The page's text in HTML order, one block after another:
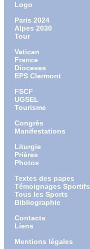
Logo
Paris 2024
Alpes 2030
Tour
Vatican
France
Dioceses
EPS Clermont
FSCF
UGSEL
Tourisme
Congrès
Manifestations
Liturgie
Prières
Photos
Textes des papes
Témoignages Sportifs
Tous les Sports
Bibliographie
Contacts
Liens
Mentions légales